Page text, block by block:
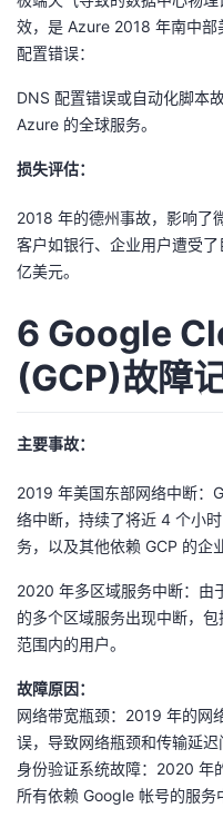
效，是 Azure 2018 年南中部
配置错误：
DNS 配置错误或自动化脚本
Azure 的全球服务。
损失评估：
2018 年的德州事故，影响了
客户如银行、企业用户遭受
亿美元。
6 Google
(GCP)故障
主要事故：
2019 年美国东部网络中断：
络中断，持续了将近 4 个小
务，以及其他依赖 GCP 的企
2020 年多区域服务中断：由
的多个区域服务出现中断，
范围内的用户。
故障原因：
网络带宽瓶颈：2019 年的网
误，导致网络瓶颈和传输延迟
身份验证系统故障：2020 年
所有依赖 Google 帐号的服务